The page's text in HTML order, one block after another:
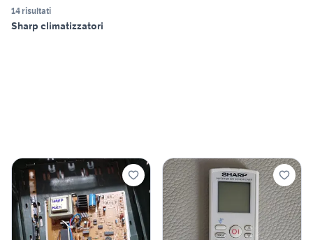
14 risultati
Sharp climatizzatori